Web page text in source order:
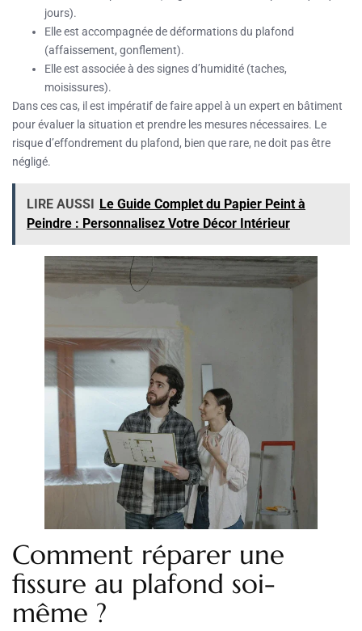
jours).
Elle est accompagnée de déformations du plafond
(affaissement, gonflement).
Elle est associée à des signes d’humidité (taches,
moisissures).
Dans ces cas, il est impératif de faire appel à un expert en bâtiment
pour évaluer la situation et prendre les mesures nécessaires. Le
risque d’effondrement du plafond, bien que rare, ne doit pas être
négligé.
LIRE AUSSI
Le Guide Complet du Papier Peint à
Peindre : Personnalisez Votre Décor Intérieur
Comment réparer une
fissure au plafond soi-
même ?